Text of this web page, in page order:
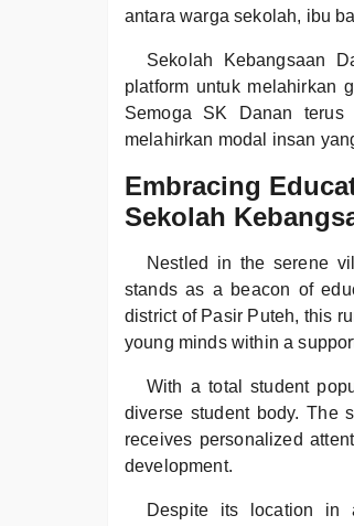
antara warga sekolah, ibu
Sekolah Kebangsaan
platform untuk melahirkan
Semoga SK Danan
melahirkan modal insan
Embracing
Sekolah
Nestled in the serene
stands as a beacon of
district of Pasir Puteh, this
young minds within a
With a total student
diverse student body. The
receives personalized
development.
Despite its location in